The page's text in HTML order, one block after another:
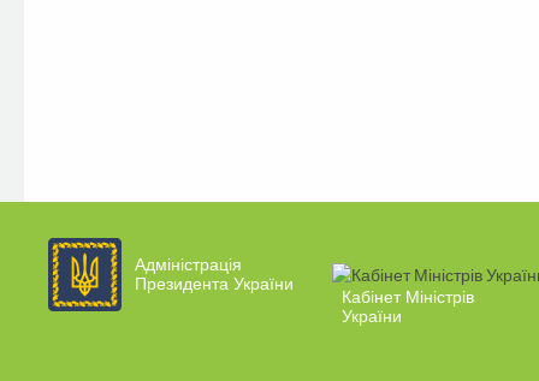
Адміністрація
Президента України
Кабінет Міністрів
України